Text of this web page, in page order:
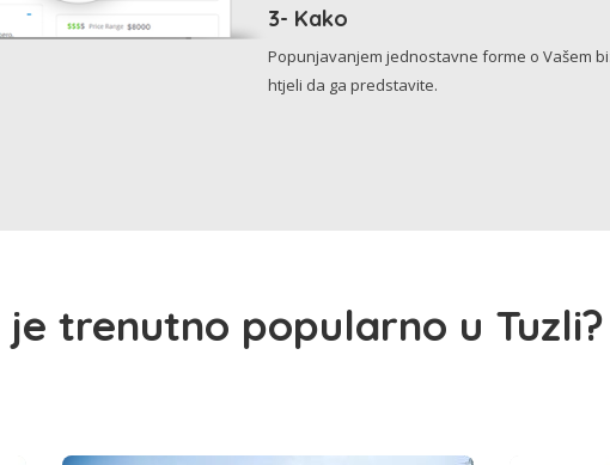
3- Kako
Popunjavanjem jednostavne forme o Vašem
htjeli da ga predstavite.
je trenutno popularno u Tuzli?